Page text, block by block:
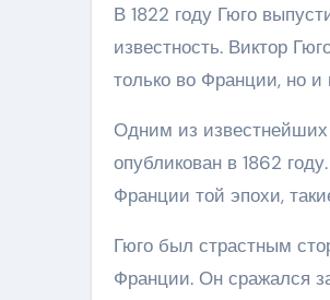
В 1822 году Гюго
известность. Виктор
только во Франции, но
Одним из известнейших
опубликован в 1862
Франции той эпохи,
Гюго был страстным
Франции. Он сражался